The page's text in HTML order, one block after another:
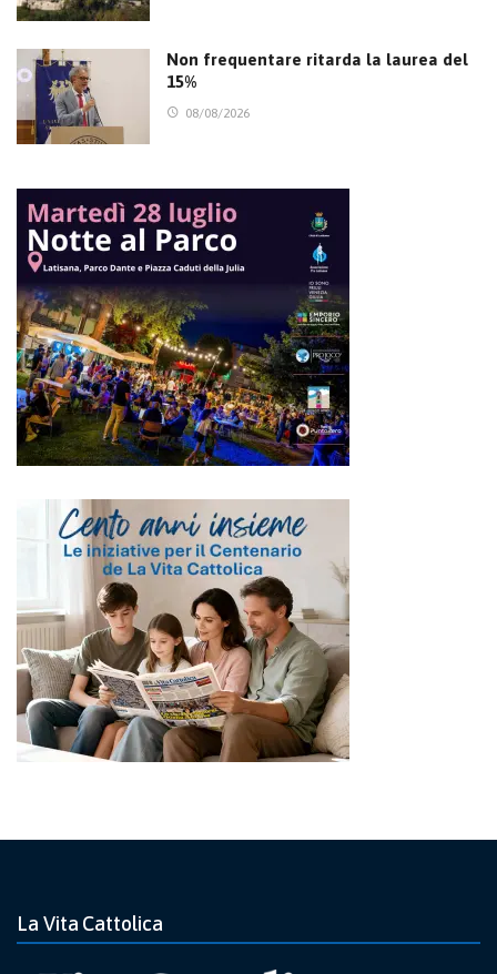
Non frequentare ritarda la laurea del
15%
08/08/2026
La Vita Cattolica